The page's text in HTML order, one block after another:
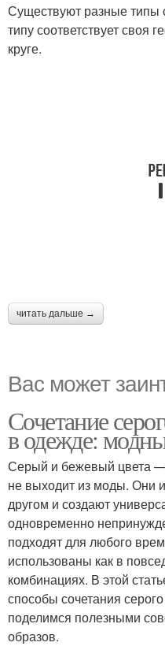
Существуют разные типы
типу соответствует своя
круге.
читать дальше →
Вас может
Сочетание
в одежде:
Серый и бежевый цвета —
не выходит из моды. Они
другом и создают
одновременно
подходят для любого
использованы как в
комбинациях. В этой
способы сочетания
поделимся полезными
образов.